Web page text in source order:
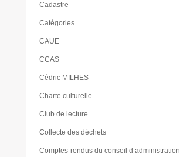
Cadastre
Catégories
CAUE
CCAS
Cédric MILHES
Charte culturelle
Club de lecture
Collecte des déchets
Comptes-rendus du conseil